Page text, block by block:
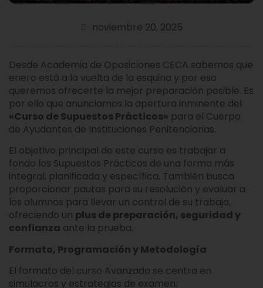
noviembre 20, 2025
Desde Academia de Oposiciones CECA sabemos que
enero está a la vuelta de la esquina y por eso
queremos ofrecerte la mejor preparación posible. Es
por ello que anunciamos la apertura inminente del
«Curso de Supuestos Prácticos» para el Cuerpo
de Ayudantes de Instituciones Penitenciarias.
El objetivo principal de este curso es trabajar a
fondo los Supuestos Prácticos de una forma más
integral, planificada y específica. También busca
proporcionar pautas para su resolución y evaluar a
los alumnos para llevar un control de su trabajo,
ofreciendo un plus de preparación, seguridad y
confianza ante la prueba.
Formato, Programación y Metodología
El formato del curso Avanzado se centra en
simulacros y estrategias de examen.